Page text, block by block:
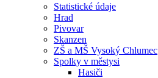
Statistické údaje
Hrad
Pivovar
Skanzen
ZŠ a MŠ Vysoký Chlumec
Spolky v městysi
Hasiči